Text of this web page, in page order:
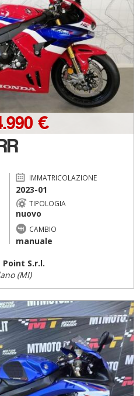
€
IMMATRICOLAZIONE
2023-01
TIPOLOGIA
nuovo
CAMBIO
manuale
Point S.r.l.
(MI)